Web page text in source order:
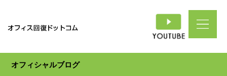
オフィシャルブログ